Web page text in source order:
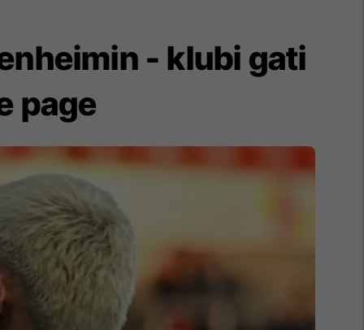
- klubi gati
page